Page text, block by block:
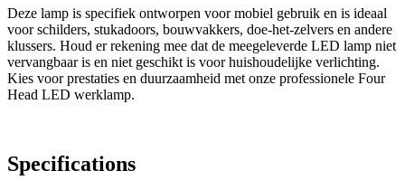
Deze lamp is specifiek ontworpen voor mobiel gebruik en is ideaal
voor schilders, stukadoors, bouwvakkers, doe-het-zelvers en andere
klussers. Houd er rekening mee dat de meegeleverde LED lamp niet
vervangbaar is en niet geschikt is voor huishoudelijke verlichting.
Kies voor prestaties en duurzaamheid met onze professionele Four
Head LED werklamp.
Specifications